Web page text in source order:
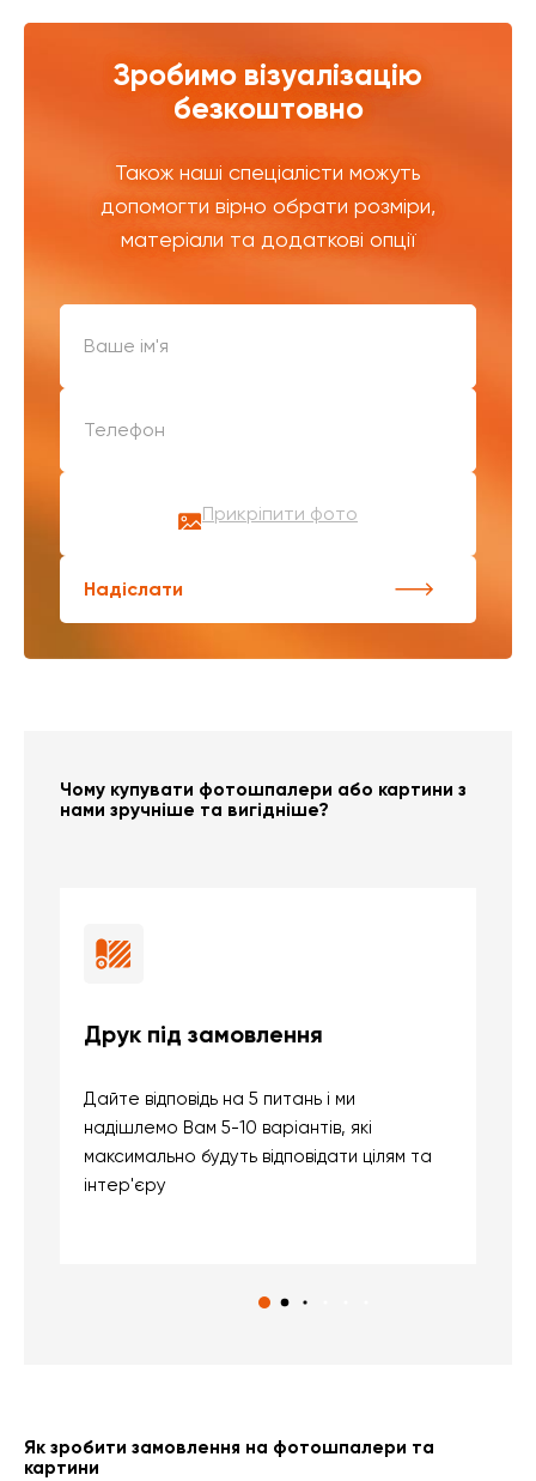
Зробимо візуалізацію
безкоштовно
Також наші спеціалісти можуть
допомогти вірно обрати розміри,
матеріали та додаткові опції
Прикріпити фото
Надіслати
Чому купувати фотошпалери або картини з
нами зручніше та вигідніше?
Друк під замовлення
Дайте відповідь на 5 питань і ми
надішлемо Вам 5-10 варіантів, які
максимально будуть відповідати цілям та
інтер'єру
Як зробити замовлення на фотошпалери та
картини